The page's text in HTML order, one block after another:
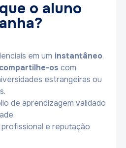
o aluno
em um instantâneo.
os com
estrangeiras ou
de aprendizagem validado
profissional e reputação